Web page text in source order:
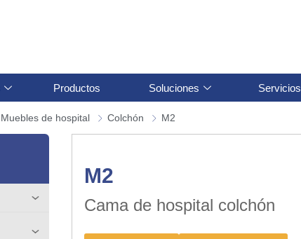
Productos Soluciones Servicios
Muebles de hospital Colchón M2
M2
Cama de hospital colchón